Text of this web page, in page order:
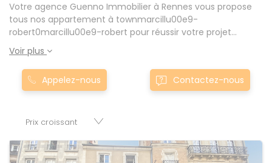
Votre agence Guenno Immobilier à Rennes vous propose
tous nos appartement à townmarcillu00e9-
robert0marcillu00e9-robert pour réussir votre projet
immobilier d' achat. Consultez l'ensemble de nos offres à
Rennes mais également aux alentours : Le Rheu, Pacé,
Montgermont... Nos appartement T2 à townmarcillu00e9-
robert0marcillu00e9-robert sont proposés au meilleur prix
disposition parkings, cessions de baux, fonds de
et murs.
Voir plus
Appelez-nous Contactez-nous